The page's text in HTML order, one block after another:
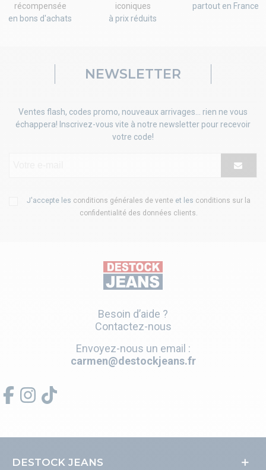
récompensée
en bons d'achats
iconiques
à prix réduits
partout en France
NEWSLETTER
Ventes flash, codes promo, nouveaux arrivages... rien ne vous
échappera! Inscrivez-vous vite à notre newsletter pour recevoir
votre code!
J'accepte les conditions générales de vente et les conditions sur la
confidentialité des données clients
Besoin d’aide ?
Contactez-nous
Envoyez-nous un email :
carmen@destockjeans.fr
DESTOCK JEANS